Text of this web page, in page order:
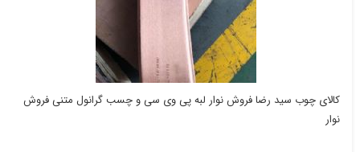
کالای چوب سید رضا فروش نوار لبه پی وی سی و چسب گرانول متنی فروش
نوار